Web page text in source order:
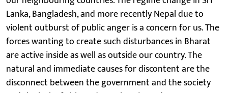
Lanka, Bangladesh, and more recently Nepal due to
violent outburst of public anger is a concern for us. The
forces wanting to create such disturbances in Bharat
are active inside as well as outside our country. The
natural and immediate causes for discontent are the
disconnect between the government and the society